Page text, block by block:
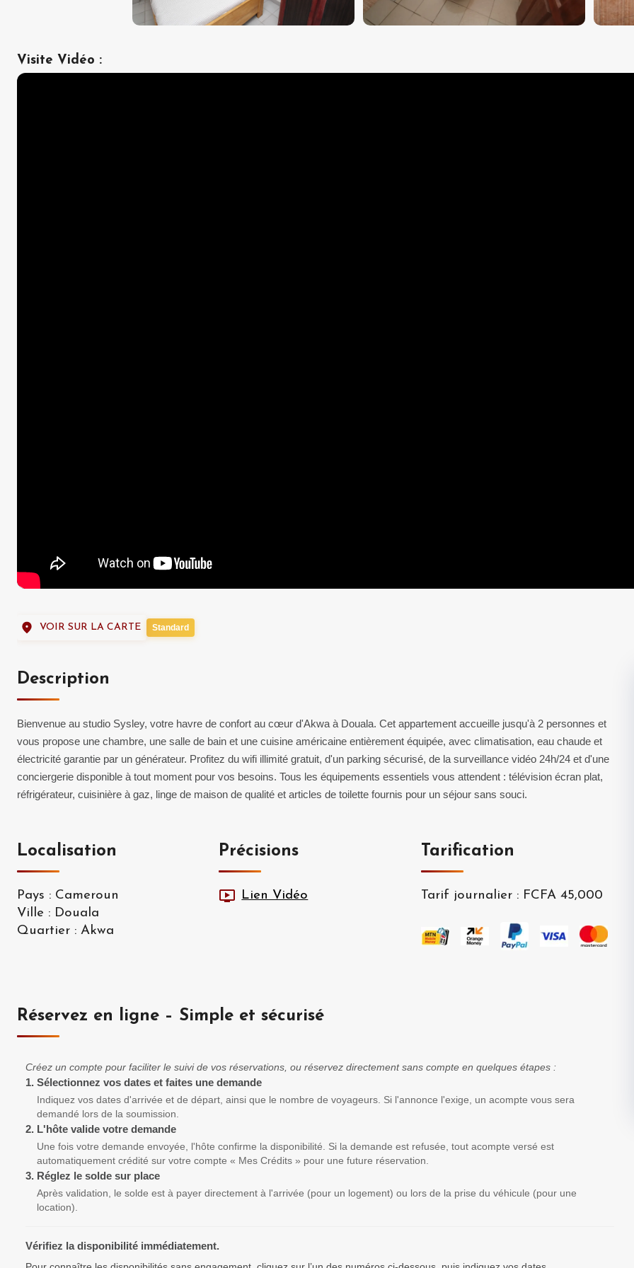
Visite Vidéo :
VOIR SUR LA CARTE Standard
Description
Bienvenue au studio Sysley, votre havre de confort au cœur d'Akwa à Douala. Cet appartement accueille jusqu'à 2 personnes et
vous propose une chambre, une salle de bain et une cuisine américaine entièrement équipée, avec climatisation, eau chaude et
électricité garantie par un générateur. Profitez du wifi illimité gratuit, d'un parking sécurisé, de la surveillance vidéo 24h/24 et d'une
conciergerie disponible à tout moment pour vos besoins. Tous les équipements essentiels vous attendent : télévision écran plat,
réfrigérateur, cuisinière à gaz, linge de maison de qualité et articles de toilette fournis pour un séjour sans souci.
Localisation
Pays : Cameroun
Ville : Douala
Quartier : Akwa
Précisions
Lien Vidéo
Tarification
Tarif journalier: FCFA 45,000
Réservez en ligne – Simple et sécurisé
Créez un compte pour faciliter le suivi de vos réservations, ou réservez directement sans compte en quelques étapes :
1. Sélectionnez vos dates et faites une demande
Indiquez vos dates d'arrivée et de départ, ainsi que le nombre de voyageurs. Si l'annonce l'exige, un acompte vous sera
demandé lors de la soumission.
2. L'hôte valide votre demande
Une fois votre demande envoyée, l'hôte confirme la disponibilité. Si la demande est refusée, tout acompte versé est
automatiquement crédité sur votre compte « Mes Crédits » pour une future réservation.
3. Réglez le solde sur place
Après validation, le solde est à payer directement à l'arrivée (pour un logement) ou lors de la prise du véhicule (pour une
location).
Vérifiez la disponibilité immédiatement.